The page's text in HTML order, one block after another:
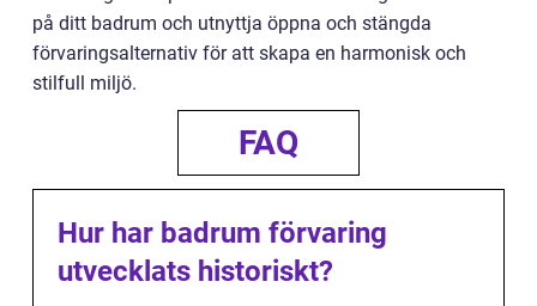
på ditt badrum och utnyttja öppna och stängda
förvaringsalternativ för att skapa en harmonisk och
stilfull miljö.
FAQ
Hur har badrum förvaring
utvecklats historiskt?